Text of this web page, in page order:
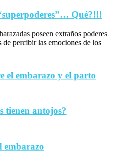
Qué?!!!
poseen extraños poderes
de percibir las emociones de los
el embarazo y el parto
tienen antojos?
embarazo